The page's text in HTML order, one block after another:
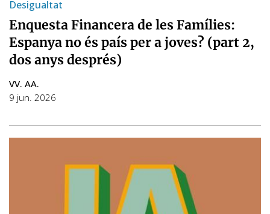
Desigualtat
Enquesta Financera de les Famílies:
Espanya no és país per a joves? (part 2,
dos anys després)
VV. AA.
9 jun. 2026